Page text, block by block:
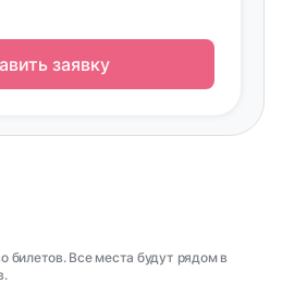
билетов. Все места будут рядом в
заявку